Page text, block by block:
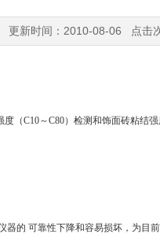
更新时间：2010-08-06 点击
度（C10～C80）检测和饰面砖粘结
器的 可靠性下降和容易损坏，为目